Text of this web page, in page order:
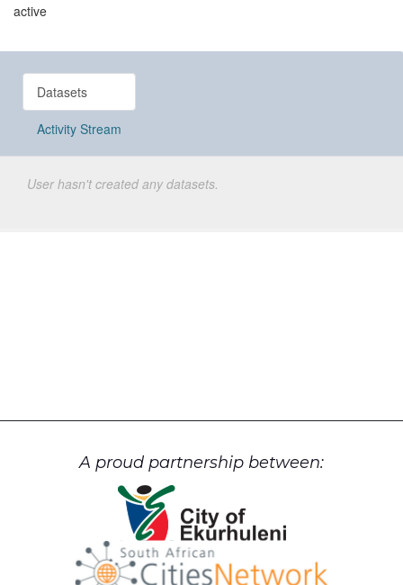
active
Datasets
Activity Stream
User hasn't created any datasets.
A proud partnership between: